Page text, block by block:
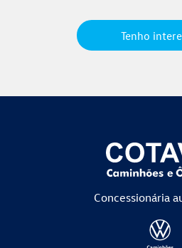
Tenho
Concessionária